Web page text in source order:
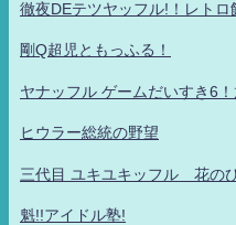
徹夜DEテツヤッフル!！レトロ
剛Q超児ともっふる！
ヤナッフル ゲームだいすき6
ヒウラー総統の野望
三代目 ユキユキッフル 花の
魁!!アイドル塾!